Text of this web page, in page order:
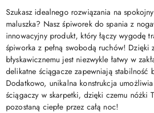
Szukasz idealnego rozwiązania na
maluszka? Nasz śpiworek do spania z
innowacyjny produkt, który łączy wygodę
śpiworka z pełną swobodą ruchów! Dzięki
błyskawicznemu jest niezwykle łatwy w
delikatne ściągacze zapewniają stabilność
Dodatkowo, unikalna konstrukcja
ściągaczy w skarpetki, dzięki czemu nóżki
pozostaną ciepłe przez całą noc!